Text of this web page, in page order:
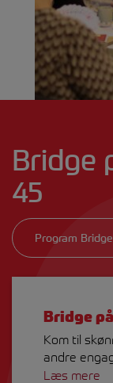
Bridge
45
Program
Bridge
Kom til
andre
ledes af
Læs mere